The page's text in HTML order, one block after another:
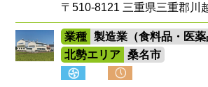
〒510-8121 三重県三重郡川
業種
製造業（食料品・医薬
北勢エリア
桑名市